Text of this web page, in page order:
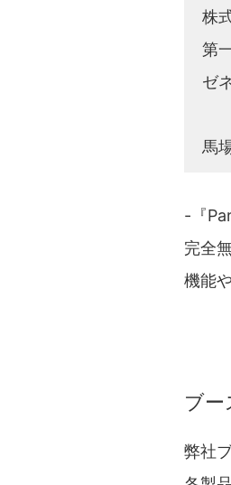
株
第
ゼ
馬
-『
完全
機能
ブー
弊社